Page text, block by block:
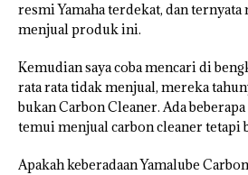
resmi Yamaha terdekat, dan
menjual produk ini.
Kemudian saya coba mencari di
rata rata tidak menjual, mereka
bukan Carbon Cleaner. Ada
temui menjual carbon cleaner tetapi
Apakah keberadaan Yamalube